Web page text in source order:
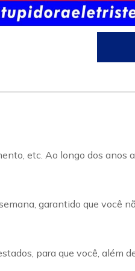
etc. Ao longo dos anos
garantido que você
para que você, além